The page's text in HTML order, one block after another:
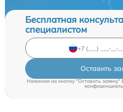
Бесплатная
специалистом
Оставить
Нажимая на кнопку "Оставить заявку"